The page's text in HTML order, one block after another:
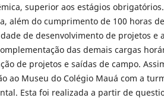
superior aos estágios
além do cumprimento de 100 horas
de desenvolvimento de projetos e
das demais cargas
de projetos e saídas de campo.
ao Museu do Colégio Mauá com a
Esta foi realizada a partir de